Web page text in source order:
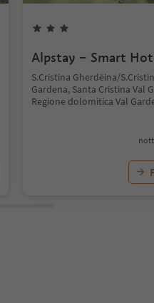
Alpstay – Smart
S.Cristina Gherdëina/
Gardena, Santa Cristina Val
Regione dolomitica Val